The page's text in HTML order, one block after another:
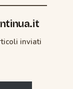
inviati